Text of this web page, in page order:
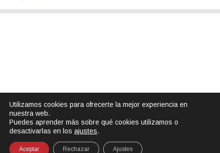
Utilizamos cookies para ofrecerte la mejor experiencia en
nuestra web.
Puedes aprender más sobre qué cookies utilizamos o
desactivarlas en los ajustes.
Aceptar Rechazar Ajustes